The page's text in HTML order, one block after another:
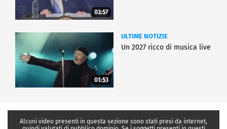
03:57
01:53
ULTIME NOTIZIE
Un 2027 ricco di musica live
Alcuni video presenti in questa sezione sono stati presi da internet,